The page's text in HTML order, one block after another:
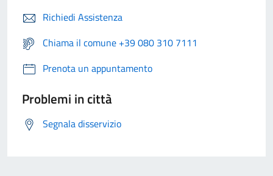
Richiedi Assistenza
Chiama il comune +39 080 310 7111
Prenota un appuntamento
Problemi in città
Segnala disservizio